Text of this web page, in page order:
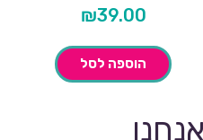
₪39.00
הוספה לסל